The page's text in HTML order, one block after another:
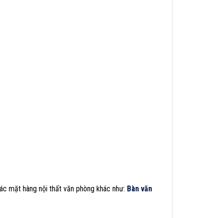
mặt hàng nội thất văn phòng khác như: Bàn văn